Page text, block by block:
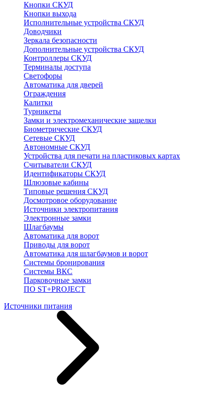
Кнопки СКУД
Кнопки выхода
Исполнительные устройства СКУД
Доводчики
Зеркала безопасности
Дополнительные устройства СКУД
Контроллеры СКУД
Терминалы доступа
Светофоры
Автоматика для дверей
Ограждения
Калитки
Турникеты
Замки и электромеханические защелки
Биометрические СКУД
Сетевые СКУД
Автономные СКУД
Устройства для печати на пластиковых картах
Считыватели СКУД
Идентификаторы СКУД
Шлюзовые кабины
Типовые решения СКУД
Досмотровое оборудование
Источники электропитания
Электронные замки
Шлагбаумы
Автоматика для ворот
Приводы для ворот
Автоматика для шлагбаумов и ворот
Системы бронирования
Системы ВКС
Парковочные замки
ПО ST+PROJECT
Источники питания